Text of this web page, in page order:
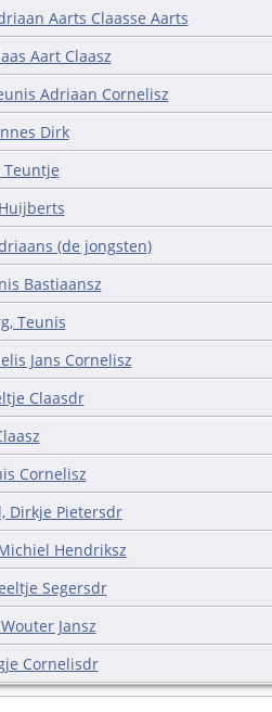
Aarts Claasse Aarts
Aart Claasz
Adriaan Cornelisz
Dirk
Teuntje
(de jongsten)
Bastiaansz
Teunis
Jans Cornelisz
Claasdr
Cornelisz
Dirkje Pietersdr
Hendriksz
Segersdr
Jansz
Cornelisdr